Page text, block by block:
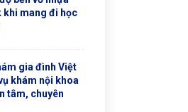
khi mang đi học
gia đình Việt
khám nội khoa
tâm, chuyên